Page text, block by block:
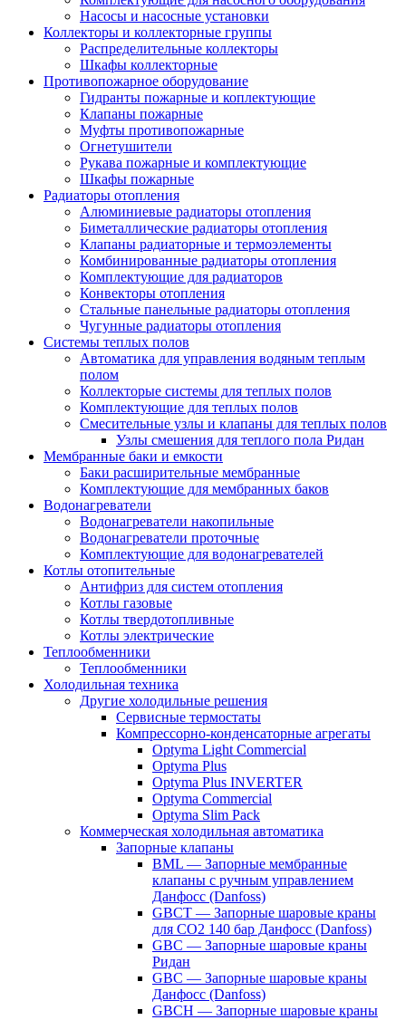
Насосы и насосные установки
Коллекторы и коллекторные группы
Распределительные коллекторы
Шкафы коллекторные
Противопожарное оборудование
Гидранты пожарные и коплектующие
Клапаны пожарные
Муфты противопожарные
Огнетушители
Рукава пожарные и комплектующие
Шкафы пожарные
Радиаторы отопления
Алюминиевые радиаторы отопления
Биметаллические радиаторы отопления
Клапаны радиаторные и термоэлементы
Комбинированные радиаторы отопления
Комплектующие для радиаторов
Конвекторы отопления
Стальные панельные радиаторы отопления
Чугунные радиаторы отопления
Системы теплых полов
Автоматика для управления водяным теплым
полом
Коллекторые системы для теплых полов
Комплектующие для теплых полов
Смесительные узлы и клапаны для теплых полов
Узлы смешения для теплого пола Ридан
Мембранные баки и емкости
Баки расширительные мембранные
Комплектующие для мембранных баков
Водонагреватели
Водонагреватели накопильные
Водонагреватели проточные
Комплектующие для водонагревателей
Котлы отопительные
Антифриз для систем отопления
Котлы газовые
Котлы твердотопливные
Котлы электрические
Теплообменники
Теплообменники
Холодильная техника
Другие холодильные решения
Сервисные термостаты
Компрессорно-конденсаторные агрегаты
Optyma Light Commercial
Optyma Plus
Optyma Plus INVERTER
Optyma Commercial
Optyma Slim Pack
Коммерческая холодильная автоматика
Запорные клапаны
BML — Запорные мембранные
клапаны с ручным управлением
Данфосс (Danfoss)
GBCT — Запорные шаровые краны
для CO2 140 бар Данфосс (Danfoss)
GBC — Запорные шаровые краны
Ридан
GBC — Запорные шаровые краны
Данфосс (Danfoss)
GBCH — Запорные шаровые краны